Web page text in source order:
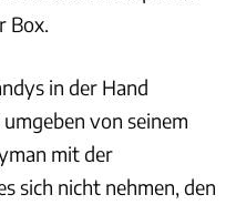
Box.
in der Hand
von seinem
mit der
sich nicht nehmen, den